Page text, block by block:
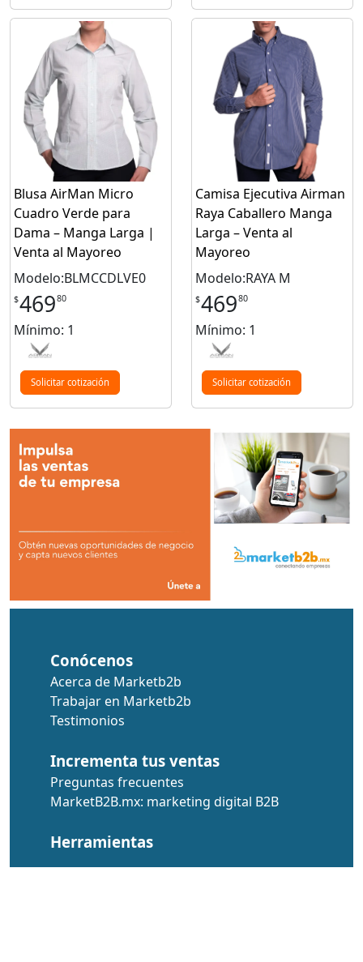
Blusa AirMan Micro
Cuadro Verde para
Dama – Manga Larga |
Venta al Mayoreo
Modelo:BLMCCDLVE0
$46980
Mínimo: 1
Solicitar cotización
Camisa Ejecutiva Airman
Raya Caballero Manga
Larga – Venta al
Mayoreo
Modelo:RAYA M
$46980
Mínimo: 1
Solicitar cotización
Conócenos
Acerca de Marketb2b
Trabajar en Marketb2b
Testimonios
Incrementa tus ventas
Preguntas frecuentes
MarketB2B.mx: marketing digital B2B
Herramientas